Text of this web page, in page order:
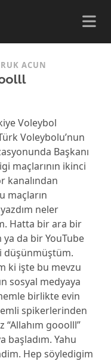
ACUN
Voleybol
Voleybolu’nun
Başkanı
maçlarının ikinci
kanalından
maçların
neler
Hatta bir ara bir
ya da bir YouTube
düşünmüştüm.
ki işte bu mevzu
sosyal medyaya
birlikte evin
spikerlerinden
“Allahım gooolll”
Yahu
Hep söyledigim